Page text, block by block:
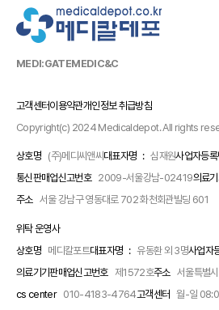
MEDI:GATEMEDIC&C
고객센터이용약관개인정보 취급방침
Copyright(c) 2024 Medicaldepot. All rights
상호명 (주)메디씨앤씨 대표자명 : 심재원사업자등
통신판매업신고번호 2009-서울강남-02419의료
주소 서울 강남구 영동대로 702 화천회관빌딩 601
위탁 운영사
상호명 메디칼포트대표자명 : 유동환 외 3명사업자
의료기기판매업신고번호
제1572호주소 서울특별
cs center 010-4183-4764고객센터 월-일